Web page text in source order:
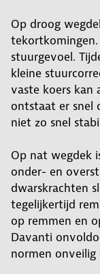
Op droog
stuurgevoel.
kleine
vaste koers kan
ontstaat er snel
niet zo snel
Op nat wegdek
onder- en
dwarskrachten
tegelijkertijd
op remmen en
Davanti
normen onveilig